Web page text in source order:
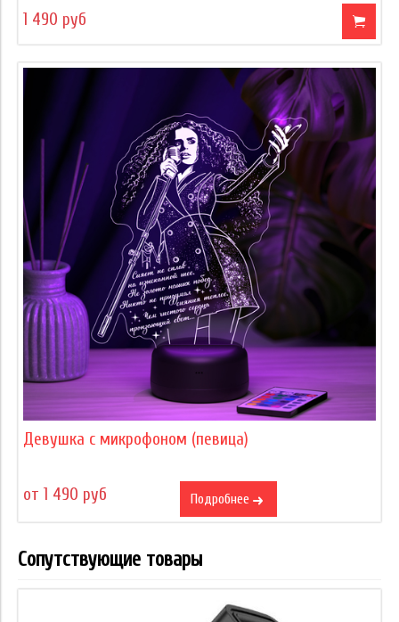
1 490 руб
Девушка с микрофоном (певица)
от 1 490 руб Подробнее
Сопутствующие товары